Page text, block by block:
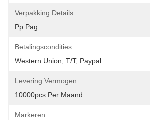
Verpakking Details:
Pp Pag
Betalingscondities:
Western Union, T/T, Paypal
Levering Vermogen:
10000pcs Per Maand
Markeren: